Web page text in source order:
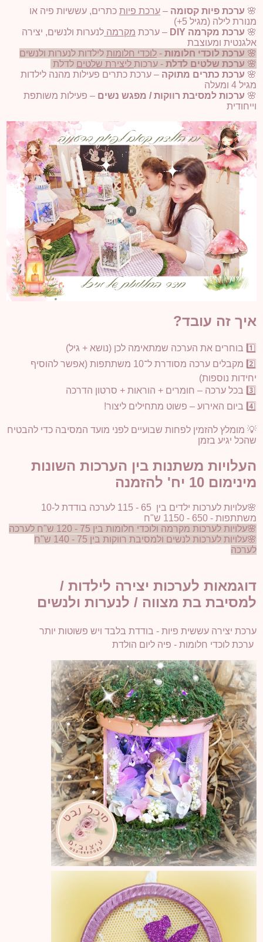
🌸 ערכת פיות קסומה – ערכת פיות כתרים, עששיות פיה או
מנורת לילה (מגיל 5+)
🌸 ערכת מקרמה DIY – ערכת מקרמה לנערות ולנשים, יצירה
אלגנטית ומעוצבת
🌸 ערכת לוכדי חלומות - לוכדי חלומות לילדות לנערות ולנשים
🌸 ערכת שלטים לדלת - ערכות ליצירת שלטים לדלת
🌸 ערכת כתרים מתוקה – ערכת כתרים פעילות מהנה לילדות
מגיל 4 ומעלה
🌸 ערכות למסיבת רווקות / מפגש נשים – פעילות משותפת
וייחודית
איך זה עובד?
1️⃣ בוחרים את הערכה שמתאימה לכן (נושא + גיל)
2️⃣ מקבלים ערכה מסודרת ל־10 משתתפות (אפשר להוסיף
יחידות נוספות)
3️⃣ בכל ערכה – חומרים + הוראות + סרטון הדרכה
4️⃣ ביום האירוע – פשוט מתחילים ליצור!
💡 מומלץ להזמין לפחות שבועיים לפני מועד המסיבה כדי להבטיח
שהכל יגיע בזמן
העלויות משתנות בין הערכות השונות
מינימום 10 יח' להזמנה
🌸עלויות לערכות ילדים בין 65 - 115 לערכה בודדת ל-10
משתתפות - 650 - 1150 ש"ח
🌸עלויות לערכות מקרמה ולוכדי חלומות בין 75 - 120 ש"ח לערכה
🌸עלויות לערכות לנשים ולמסיבת רווקות בין 75 - 140 ש"ח
לערכה
דוגמאות לערכות יצירה לילדות /
למסיבת בת מצווה / לנערות ולנשים
ערכת יצירה עששית פיות - בודדת בלבד ויש פשוטות יותר
ערכת לוכדי חלומות - פיה ליום הולדת